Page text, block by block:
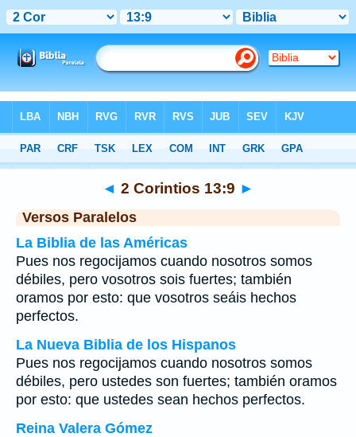
>2 Corintios Capítulo 13 > Verso 9
◄ 2 Corintios 13:9 ►
Versos Paralelos
La Biblia de las Américas
Pues nos regocijamos cuando nosotros somos
débiles, pero vosotros sois fuertes; también
oramos por esto: que vosotros seáis hechos
perfectos.
La Nueva Biblia de los Hispanos
Pues nos regocijamos cuando nosotros somos
débiles, pero ustedes son fuertes; también oramos
por esto: que ustedes sean hechos perfectos.
Reina Valera Gómez